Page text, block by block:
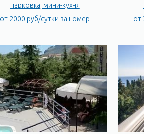
парковка, мини-кухня
от 2000 руб/сутки за номер
от